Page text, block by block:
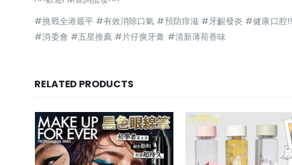
#挑戰全港最平 #有效消除口氣 #預防痱滋 #牙齦發炎 #健康口腔!!
#消委會 #五星推薦 #片仔癀牙膏 #清新薄荷香味
RELATED PRODUCTS